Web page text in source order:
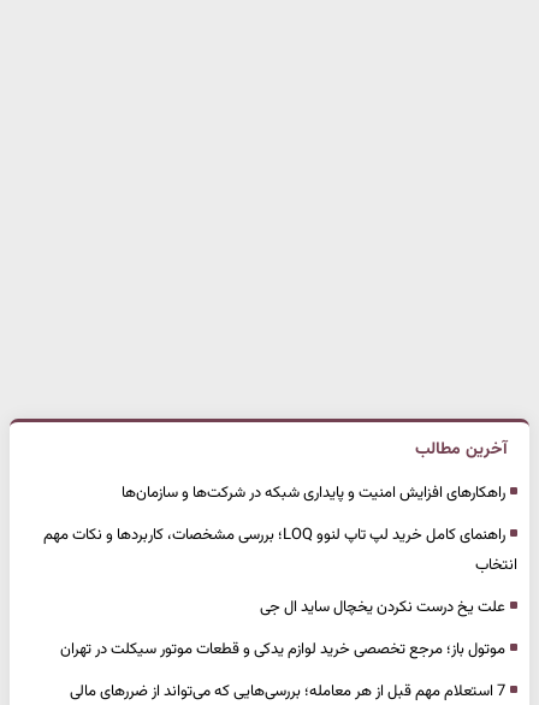
آخرین مطالب
راهکارهای افزایش امنیت و پایداری شبکه در شرکت‌ها و سازمان‌ها
راهنمای کامل خرید لپ تاپ لنوو LOQ؛ بررسی مشخصات، کاربردها و نکات مهم
انتخاب
علت یخ درست نکردن یخچال ساید ال جی
موتول باز؛ مرجع تخصصی خرید لوازم یدکی و قطعات موتور سیکلت در تهران
7 استعلام مهم قبل از هر معامله؛ بررسی‌هایی که می‌تواند از ضررهای مالی